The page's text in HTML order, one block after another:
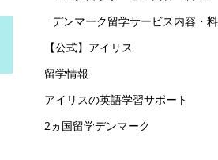
デンマーク留学サービス内容・
【公式】アイリス
留学情報
アイリスの英語学習サポート
2ヵ国留学デンマーク